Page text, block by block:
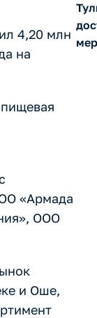
4,20 млн
на
«Армада
ООО
и Оше,